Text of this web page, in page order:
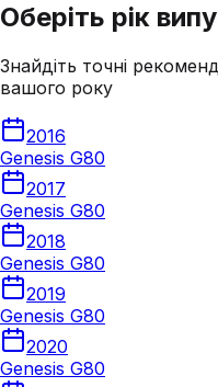
Оберіть рік
Знайдіть точні
вашого року
2016
Genesis G80
2017
Genesis G80
2018
Genesis G80
2019
Genesis G80
2020
Genesis G80